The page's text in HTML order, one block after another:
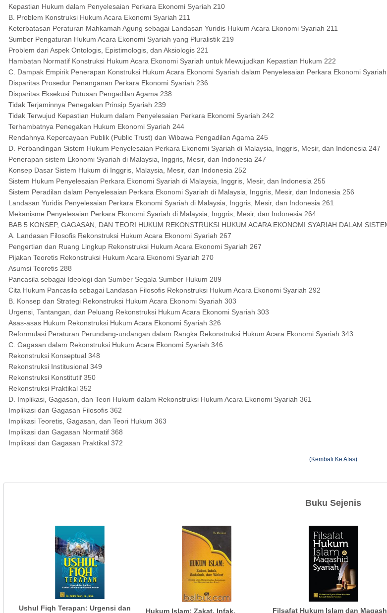
Kepastian Hukum dalam Penyelesaian Perkara Ekonomi Syariah 210
B. Problem Konstruksi Hukum Acara Ekonomi Syariah 211
Keterbatasan Peraturan Mahkamah Agung sebagai Landasan Yuridis Hukum Acara Ekonomi Syariah 211
Sumber Pengaturan Hukum Acara Ekonomi Syariah yang Pluralistik 219
Problem dari Aspek Ontologis, Epistimologis, dan Aksiologis 221
Hambatan Normatif Konstruksi Hukum Acara Ekonomi Syariah untuk Mewujudkan Kepastian Hukum 222
C. Dampak Empirik Penerapan Konstruksi Hukum Acara Ekonomi Syariah dalam Penyelesaian Perkara Ekonomi
Disparitas Prosedur Penanganan Perkara Ekonomi Syariah 236
Disparitas Eksekusi Putusan Pengadilan Agama 238
Tidak Terjaminnya Penegakan Prinsip Syariah 239
Tidak Terwujud Kepastian Hukum dalam Penyelesaian Perkara Ekonomi Syariah 242
Terhambatnya Penegakan Hukum Ekonomi Syariah 244
Rendahnya Kepercayaan Publik (Public Trust) dan Wibawa Pengadilan Agama 245
D. Perbandingan Sistem Hukum Penyelesaian Perkara Ekonomi Syariah di Malaysia, Inggris, Mesir, dan Indonesia 247
Penerapan sistem Ekonomi Syariah di Malaysia, Inggris, Mesir, dan Indonesia 247
Konsep Dasar Sistem Hukum di Inggris, Malaysia, Mesir, dan Indonesia 252
Sistem Hukum Penyelesaian Perkara Ekonomi Syariah di Malaysia, Inggris, Mesir, dan Indonesia 255
Sistem Peradilan dalam Penyelesaian Perkara Ekonomi Syariah di Malaysia, Inggris, Mesir, dan Indonesia 256
Landasan Yuridis Penyelesaian Perkara Ekonomi Syariah di Malaysia, Inggris, Mesir, dan Indonesia 261
Mekanisme Penyelesaian Perkara Ekonomi Syariah di Malaysia, Inggris, Mesir, dan Indonesia 264
BAB 5 KONSEP, GAGASAN, DAN TEORI HUKUM REKONSTRUKSI HUKUM ACARA EKONOMI SYARIAH DALAM
A. Landasan Filosofis Rekonstruksi Hukum Acara Ekonomi Syariah 267
Pengertian dan Ruang Lingkup Rekonstruksi Hukum Acara Ekonomi Syariah 267
Pijakan Teoretis Rekonstruksi Hukum Acara Ekonomi Syariah 270
Asumsi Teoretis 288
Pancasila sebagai Ideologi dan Sumber Segala Sumber Hukum 289
Cita Hukum Pancasila sebagai Landasan Filosofis Rekonstruksi Hukum Acara Ekonomi Syariah 292
B. Konsep dan Strategi Rekonstruksi Hukum Acara Ekonomi Syariah 303
Urgensi, Tantangan, dan Peluang Rekonstruksi Hukum Acara Ekonomi Syariah 303
Asas-asas Hukum Rekonstruksi Hukum Acara Ekonomi Syariah 326
Reformulasi Peraturan Perundang-undangan dalam Rangka Rekonstruksi Hukum Acara Ekonomi Syariah 343
C. Gagasan dalam Rekonstruksi Hukum Acara Ekonomi Syariah 346
Rekonstruksi Konseptual 348
Rekonstruksi Institusional 349
Rekonstruksi Konstitutif 350
Rekonstruksi Praktikal 352
D. Implikasi, Gagasan, dan Teori Hukum dalam Rekonstruksi Hukum Acara Ekonomi Syariah 361
Implikasi dan Gagasan Filosofis 362
Implikasi Teoretis, Gagasan, dan Teori Hukum 363
Implikasi dan Gagasan Normatif 368
Implikasi dan Gagasan Praktikal 372
(Kembali Ke Atas)
Buku Sejenis
Ushul Fiqh Terapan: Urgensi dan Hukum Islam: Zakat, Infak, Filsafat Hukum Islam dan